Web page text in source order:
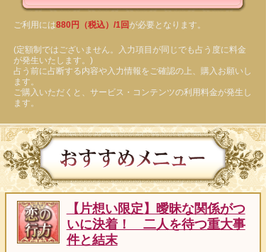
ご利用には880円（税込）/1回が必要となります。
(定額制ではございません。入力項目が同じでも占う度に料金
が発生いたします。)
占う前に占断する内容や入力情報をご確認の上、購入お願いし
ます。
ご購入いただくと、サービス・コンテンツの利用料金が発生し
ます。
【片想い限定】曖昧な関係がつ
いに決着！ 二人を待つ重大事
件と結末